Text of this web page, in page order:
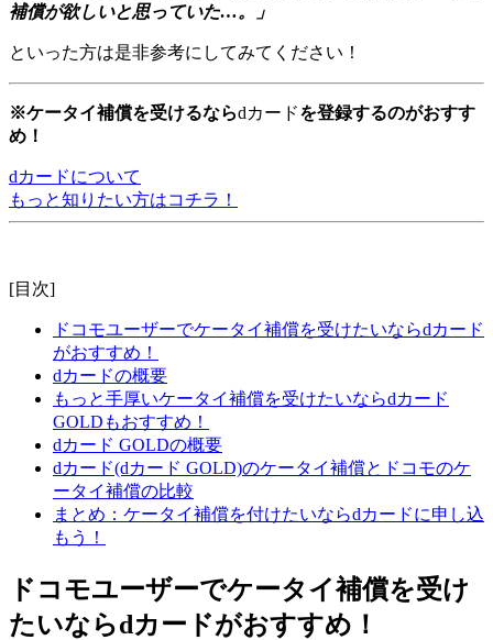
補償が欲しいと思っていた…。」
といった方は是非参考にしてみてください！
※ケータイ補償を受けるならdカードを登録するのがおすす
め！
dカードについて
もっと知りたい方はコチラ！
[目次]
ドコモユーザーでケータイ補償を受けたいならdカード
がおすすめ！
dカードの概要
もっと手厚いケータイ補償を受けたいならdカード
GOLDもおすすめ！
dカード GOLDの概要
dカード(dカード GOLD)のケータイ補償とドコモのケ
ータイ補償の比較
まとめ：ケータイ補償を付けたいならdカードに申し込
もう！
ドコモユーザーでケータイ補償を受け
たいならdカードがおすすめ！